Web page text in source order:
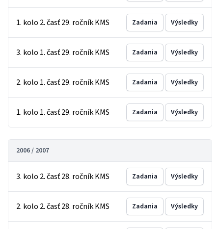
1. kolo 2. časť 29. ročník KMS Zadania Výsledky
3. kolo 1. časť 29. ročník KMS Zadania Výsledky
2. kolo 1. časť 29. ročník KMS Zadania Výsledky
1. kolo 1. časť 29. ročník KMS Zadania Výsledky
2006 / 2007
3. kolo 2. časť 28. ročník KMS Zadania Výsledky
2. kolo 2. časť 28. ročník KMS Zadania Výsledky